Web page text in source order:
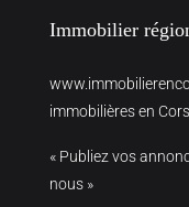
Immobilier
immobilières en
« Publiez vos
nous »